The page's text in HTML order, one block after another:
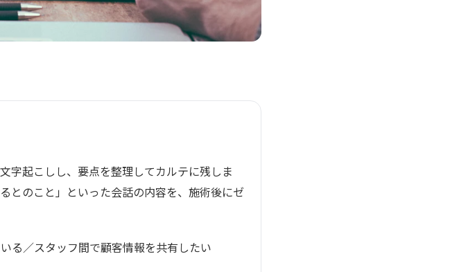
字起こしし、要点を整理してカルテに残しま
とのこと」といった会話の内容を、施術後にゼ
る／スタッフ間で顧客情報を共有したい